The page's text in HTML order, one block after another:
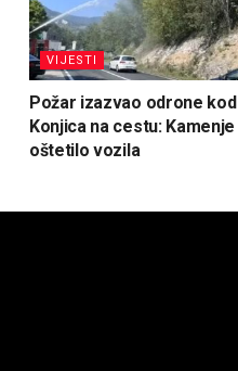
VIJESTI
Požar izazvao odrone kod
Konjica na cestu: Kamenje
oštetilo vozila